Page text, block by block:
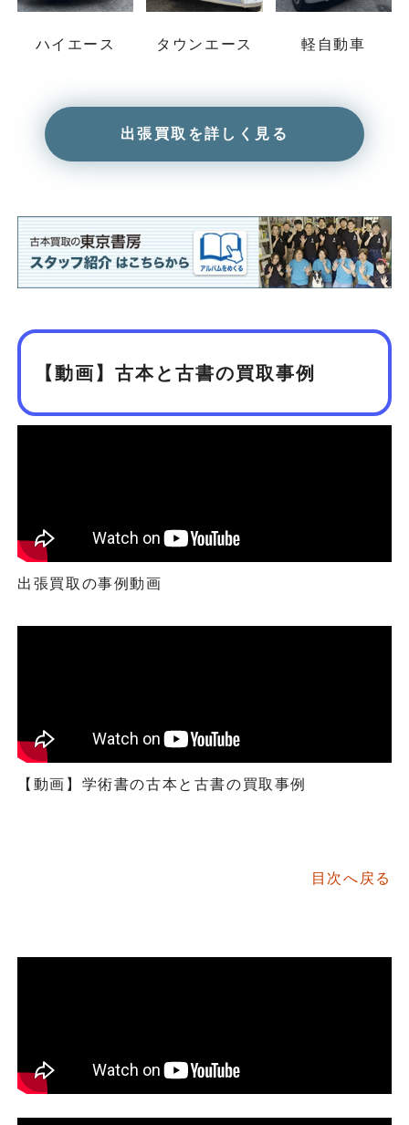
ハイエース タウンエース 軽自動車
出張買取を詳しく見る
【動画】古本と古書の買取事例
出張買取の事例動画
【動画】学術書の古本と古書の買取事例
目次へ戻る